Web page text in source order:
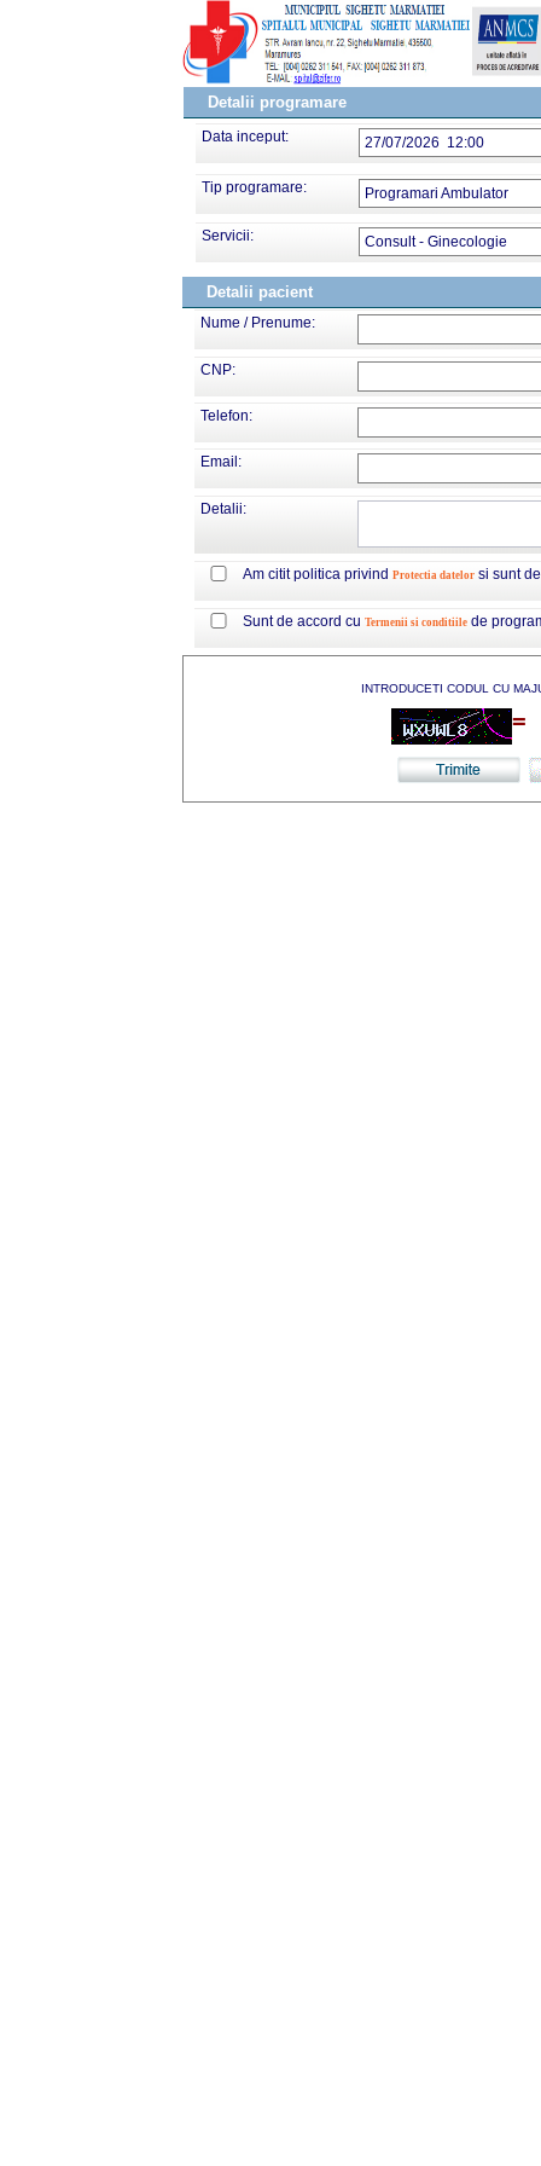
Detalii programare
Data inceput: 27/07/2026 12:00
Tip programare: Programari Ambulator
Servicii: Consult - Ginecologie
Detalii pacient
Nume / Prenume:
CNP:
Telefon:
Email:
Detalii:
Am citit politica privind Protectia datelor si sunt
Sunt de accord cu Termenii si conditiile de
INTRODUCETI CODUL CU
=